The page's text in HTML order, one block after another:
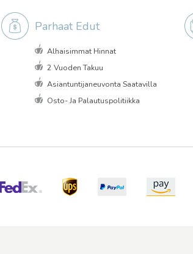
Parhaat Edut
Alhaisimmat Hinnat
2 Vuoden Takuu
Asiantuntijaneuvonta Saatavilla
Osto- Ja Palautuspolitiikka